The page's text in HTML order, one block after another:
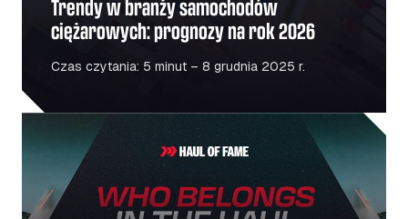
Trendy w branży samochodów
ciężarowych: prognozy na rok 2026
Czas czytania: 5 minut – 8 grudnia 2025 r.
Galeria sław: Hołd dla ludzi i miejsc, które napędzają